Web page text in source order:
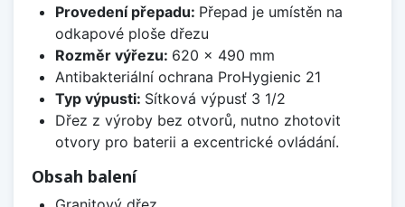
Provedení přepadu: Přepad je umístěn na
odkapové ploše dřezu
Rozměr výřezu: 620 x 490 mm
Antibakteriální ochrana ProHygienic 21
Typ výpusti: Sítková výpusť 3 1/2
Dřez z výroby bez otvorů, nutno zhotovit
otvory pro baterii a excentrické ovládání.
Obsah balení